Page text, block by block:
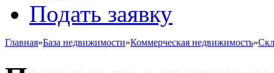
Подать заявку
Главная»База недвижимости»Коммерческая недвижимость»